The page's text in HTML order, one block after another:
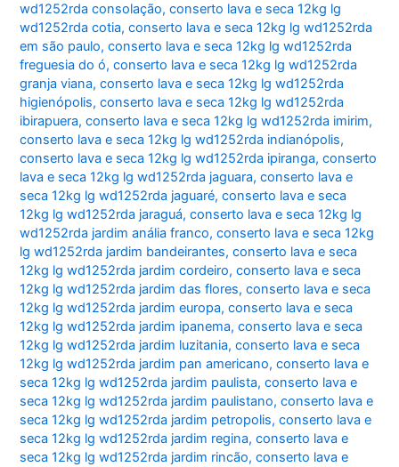
wd1252rda consolação,conserto lava e seca 12kg lg
wd1252rda cotia,conserto lava e seca 12kg lg wd1252rda
em são paulo,conserto lava e seca 12kg lg wd1252rda
freguesia do ó,conserto lava e seca 12kg lg wd1252rda
granja viana,conserto lava e seca 12kg lg wd1252rda
higienópolis,conserto lava e seca 12kg lg wd1252rda
ibirapuera,conserto lava e seca 12kg lg wd1252rda imirim,
conserto lava e seca 12kg lg wd1252rda indianópolis,
conserto lava e seca 12kg lg wd1252rda ipiranga,conserto
lava e seca 12kg lg wd1252rda jaguara,conserto lava e
seca 12kg lg wd1252rda jaguaré,conserto lava e seca
12kg lg wd1252rda jaraguá,conserto lava e seca 12kg lg
wd1252rda jardim anália franco,conserto lava e seca 12kg
lg wd1252rda jardim bandeirantes,conserto lava e seca
12kg lg wd1252rda jardim cordeiro,conserto lava e seca
12kg lg wd1252rda jardim das flores,conserto lava e seca
12kg lg wd1252rda jardim europa,conserto lava e seca
12kg lg wd1252rda jardim ipanema,conserto lava e seca
12kg lg wd1252rda jardim luzitania,conserto lava e seca
12kg lg wd1252rda jardim pan americano,conserto lava e
seca 12kg lg wd1252rda jardim paulista,conserto lava e
seca 12kg lg wd1252rda jardim paulistano,conserto lava e
seca 12kg lg wd1252rda jardim petropolis,conserto lava e
seca 12kg lg wd1252rda jardim regina,conserto lava e
seca 12kg lg wd1252rda jardim rincão,conserto lava e